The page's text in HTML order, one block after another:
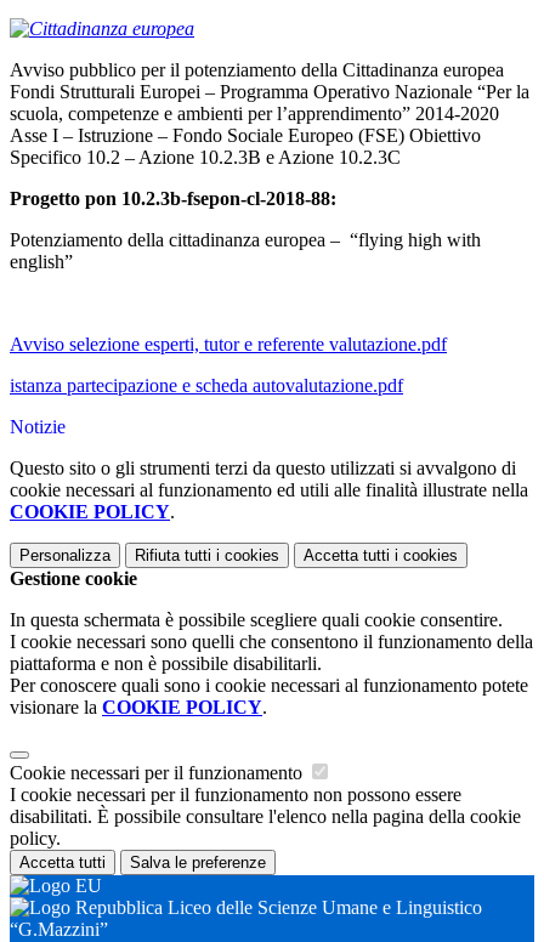
Avviso pubblico per il potenziamento della Cittadinanza europea
Fondi Strutturali Europei – Programma Operativo Nazionale “Per la
scuola, competenze e ambienti per l’apprendimento” 2014-2020
Asse I – Istruzione – Fondo Sociale Europeo (FSE) Obiettivo
Specifico 10.2 – Azione 10.2.3B e Azione 10.2.3C
Progetto pon 10.2.3b-fsepon-cl-2018-88:
Potenziamento della cittadinanza europea – “flying high with
english”
Avviso selezione esperti, tutor e referente valutazione.pdf
istanza partecipazione e scheda autovalutazione.pdf
Notizie
Questo sito o gli strumenti terzi da questo utilizzati si avvalgono di
cookie necessari al funzionamento ed utili alle finalità illustrate nella
COOKIE POLICY.
Personalizza Rifiuta tutti i cookies Accetta tutti i cookies
Gestione cookie
In questa schermata è possibile scegliere quali cookie consentire.
I cookie necessari sono quelli che consentono il funzionamento della
piattaforma e non è possibile disabilitarli.
Per conoscere quali sono i cookie necessari al funzionamento potete
visionare la COOKIE POLICY.
Cookie necessari per il funzionamento
I cookie necessari per il funzionamento non possono essere
disabilitati. È possibile consultare l'elenco nella pagina della cookie
policy.
Accetta tutti Salva le preferenze
Liceo delle Scienze Umane e Linguistico
“G.Mazzini”